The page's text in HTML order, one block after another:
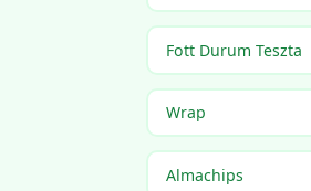
Fott Durum Teszta
Wrap
Almachips